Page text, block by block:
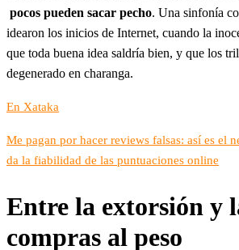
pocos pueden sacar pecho. Una sinfonía
idearon los inicios de Internet, cuando la
que toda buena idea saldría bien, y que los
degenerado en charanga.
En Xataka
Me pagan por hacer reviews falsas: así es el
da la fiabilidad de las puntuaciones online
Entre la extorsión y
compras al peso